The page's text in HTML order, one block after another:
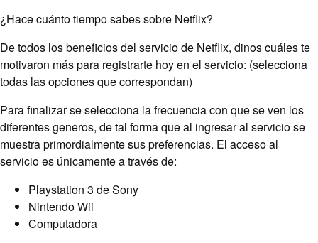
¿Hace cuánto tiempo sabes sobre Netflix?
De todos los beneficios del servicio de Netflix, dinos cuáles te
motivaron más para registrarte hoy en el servicio: (selecciona
todas las opciones que correspondan)
Para finalizar se selecciona la frecuencia con que se ven los
diferentes generos, de tal forma que al ingresar al servicio se
muestra primordialmente sus preferencias. El acceso al
servicio es únicamente a través de:
Playstation 3 de Sony
Nintendo Wii
Computadora